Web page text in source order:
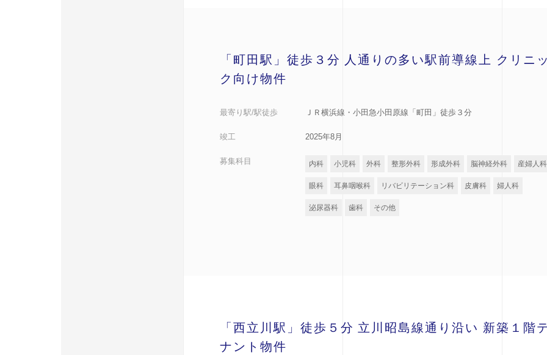
「町田駅」徒歩３分 人通りの多い駅前導線上 クリニ
ク向け物件
最寄り駅/駅徒歩 ＪＲ横浜線・小田急小田原線「町田」徒歩３分
竣工 2025年8月
募集科目 内科 小児科 外科 整形外科 形成外科 脳神経外科 産婦人科
眼科 耳鼻咽喉科 リバビリテーション科 皮膚科 婦人科
泌尿器科 歯科 その他
「西立川駅」徒歩５分 立川昭島線通り沿い 新築１階
ナント物件